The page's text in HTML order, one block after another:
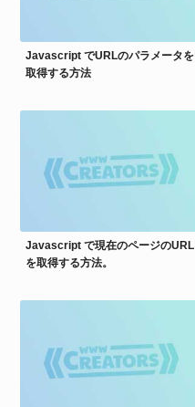
Javascript でURLのパラメータを
取得する方法
Javascript で現在のページのURL
を取得する方法。